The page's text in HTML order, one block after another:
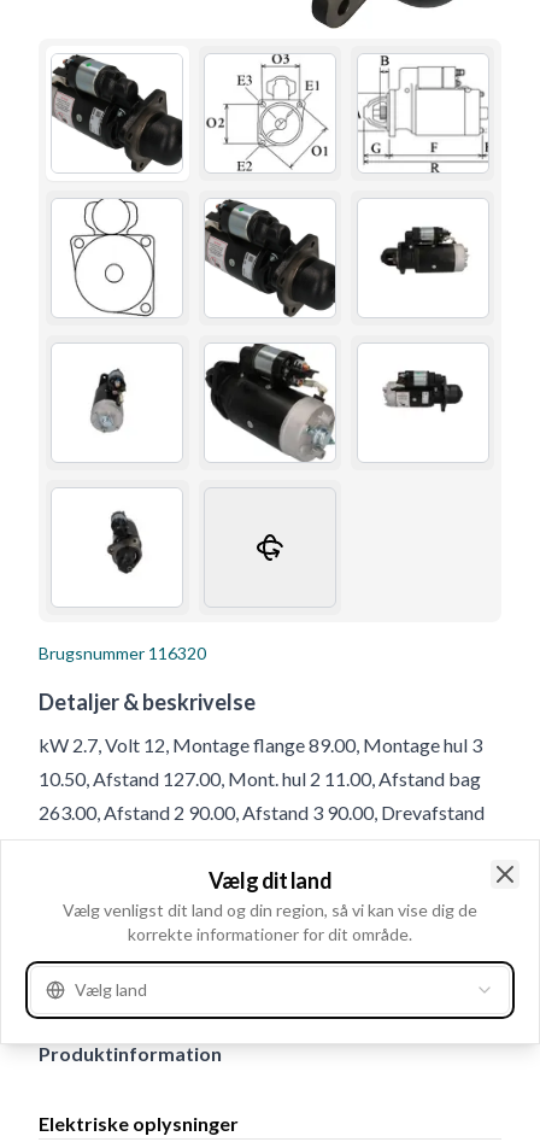
Brugsnummer 116320
Detaljer & beskrivelse
kW 2.7, Volt 12, Montage flange 89.00, Montage hul 3
10.50, Afstand 127.00, Mont. hul 2 11.00, Afstand bag
263.00, Afstand 2 90.00, Afstand 3 90.00, Drevafstand
28.00, Klemme 50 M4, B+ M10, Rotation CR, Antal
mont. huller 3 (0), Afstand for 75.00, Totallængde
338.00, Relæ/kulholder plac. 45, Mont. hul 1 11.00,
Mounting Holes with Thread 0, B+ Placering 60, Antal
mont. huller 3, Geartype DD, Antal tænder 11
Produktinformation
Elektriske oplysninger
Vælg dit land
Vælg venligst dit land og din region, så vi kan vise dig de
korrekte informationer for dit område.
Vælg land